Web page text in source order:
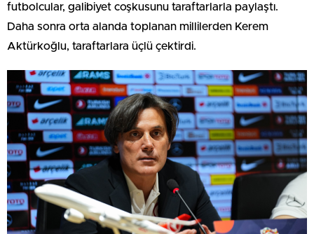
futbolcular, galibiyet coşkusunu taraftarlarla paylaştı.
Daha sonra orta alanda toplanan millilerden Kerem
Aktürkoğlu, taraftarlara üçlü çektirdi.